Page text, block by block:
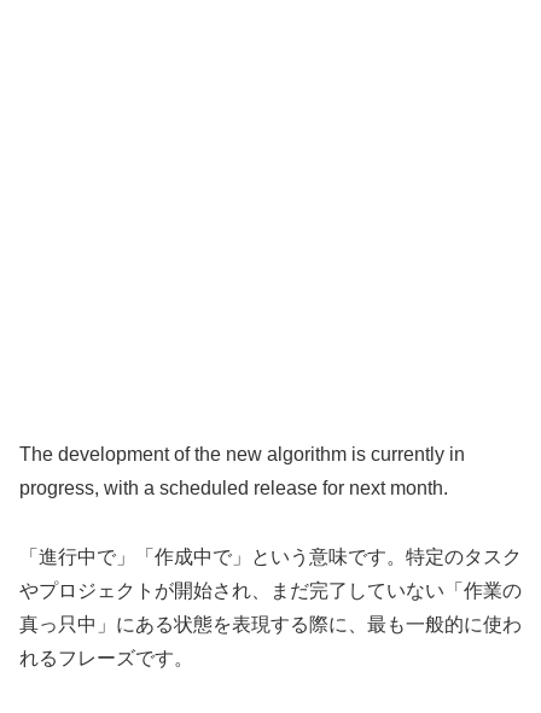
The development of the new algorithm is currently in
progress, with a scheduled release for next month.
「進行中で」「作成中で」という意味です。特定のタスク
やプロジェクトが開始され、まだ完了していない「作業の
真っ只中」にある状態を表現する際に、最も一般的に使わ
れるフレーズです。